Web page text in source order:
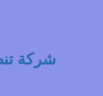
شركة